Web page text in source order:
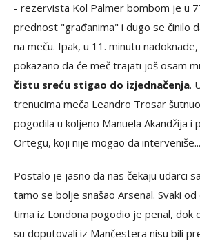
- rezervista Kol Palmer bombom je u
prednost "građanima" i dugo se činilo
na meču. Ipak, u 11. minutu
pokazano da će meč trajati još osam
čistu sreću stigao do izjednačenja.
trenucima meča Leandro Trosar
pogodila u koljeno Manuela Akandžija i
Ortegu, koji nije mogao da interveniše...
Postalo je jasno da nas čekaju udarci
tamo se bolje snašao Arsenal. Svaki
tima iz Londona pogodio je penal, dok
su doputovali iz Mančestera nisu bili